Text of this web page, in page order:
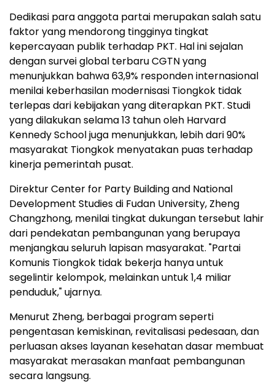
Dedikasi para anggota partai merupakan salah satu
faktor yang mendorong tingginya tingkat
kepercayaan publik terhadap PKT. Hal ini sejalan
dengan survei global terbaru CGTN yang
menunjukkan bahwa 63,9% responden internasional
menilai keberhasilan modernisasi Tiongkok tidak
terlepas dari kebijakan yang diterapkan PKT. Studi
yang dilakukan selama 13 tahun oleh Harvard
Kennedy School juga menunjukkan, lebih dari 90%
masyarakat Tiongkok menyatakan puas terhadap
kinerja pemerintah pusat.
Direktur Center for Party Building and National
Development Studies di Fudan University, Zheng
Changzhong, menilai tingkat dukungan tersebut lahir
dari pendekatan pembangunan yang berupaya
menjangkau seluruh lapisan masyarakat. "Partai
Komunis Tiongkok tidak bekerja hanya untuk
segelintir kelompok, melainkan untuk 1,4 miliar
penduduk," ujarnya.
Menurut Zheng, berbagai program seperti
pengentasan kemiskinan, revitalisasi pedesaan, dan
perluasan akses layanan kesehatan dasar membuat
masyarakat merasakan manfaat pembangunan
secara langsung.